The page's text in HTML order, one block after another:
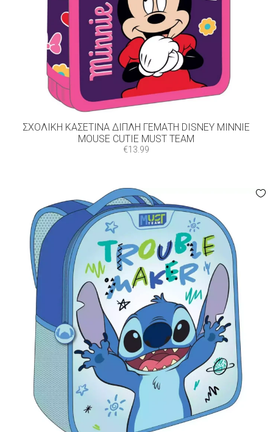
ΣΧΟΛΙΚΉ ΚΑΣΕΤΊΝΑ ΔΙΠΛΉ ΓΕΜΆΤΗ DISNEY MINNIE
MOUSE CUTIE MUST TEAM
€13.99